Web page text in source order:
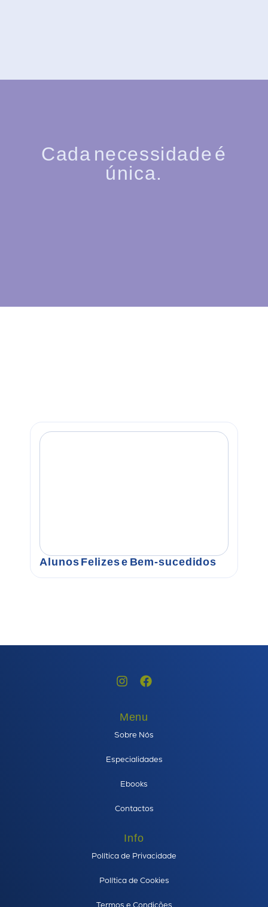
Cada necessidade é
única.
Alunos Felizes e Bem-sucedidos
Menu
Sobre Nós
Especialidades
Ebooks
Contactos
Info
Política de Privacidade
Política de Cookies
Termos e Condições